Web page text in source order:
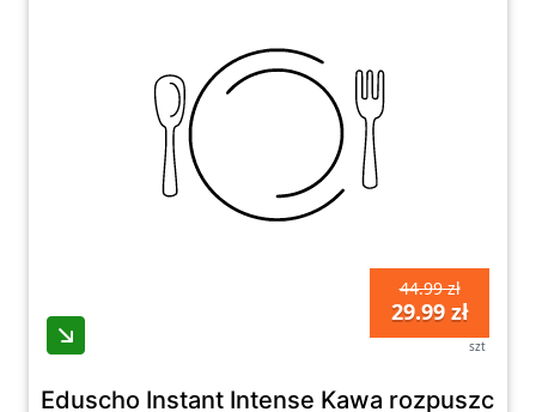
44.99 zł
29.99 zł
szt
Eduscho Instant Intense Kawa